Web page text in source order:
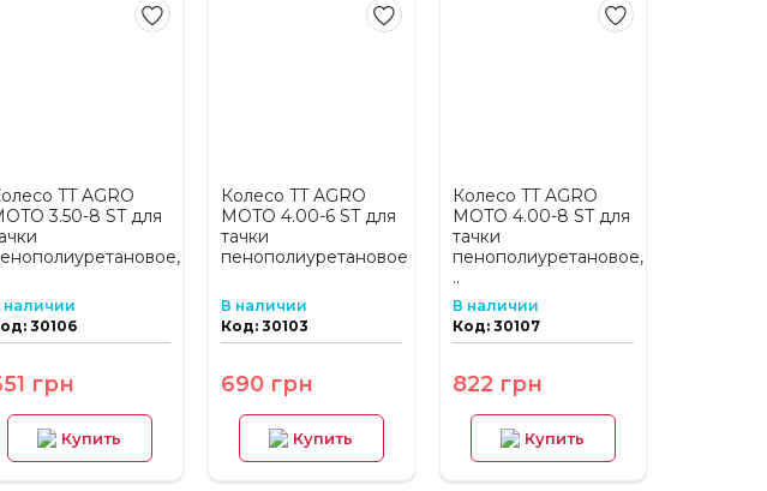
TT AGRO
3.50-8 ST для
наличии
30106
грн
Купить
Колесо TT AGRO
MOTO 4.00-6 ST для
тачки
пенополиуретановое
В наличии
Код: 30103
690 грн
Купить
Колесо TT AGRO
MOTO 4.00-8 ST для
тачки
пенополиуретановое,
..
В наличии
Код: 30107
822 грн
Купить